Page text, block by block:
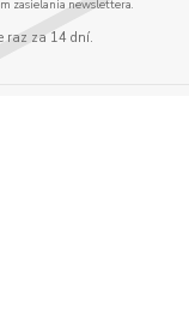
zasielania newslettera.
raz za 14 dní.